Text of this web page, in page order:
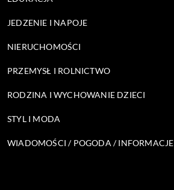
JEDZENIE I NAPOJE
NIERUCHOMOŚCI
PRZEMYSŁ I ROLNICTWO
RODZINA I WYCHOWANIE DZIECI
STYL I MODA
WIADOMOŚCI / POGODA / INFORMACJE